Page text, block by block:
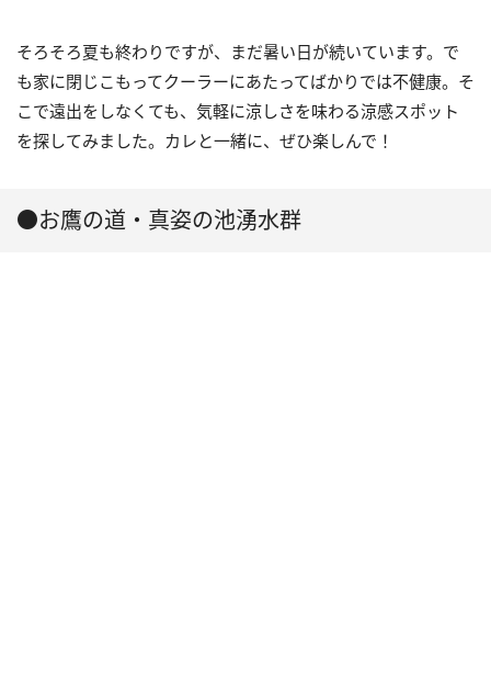
そろそろ夏も終わりですが、まだ暑い日が続いています。で
も家に閉じこもってクーラーにあたってばかりでは不健康。そ
こで遠出をしなくても、気軽に涼しさを味わる涼感スポット
を探してみました。カレと一緒に、ぜひ楽しんで！
●お鷹の道・真姿の池湧水群